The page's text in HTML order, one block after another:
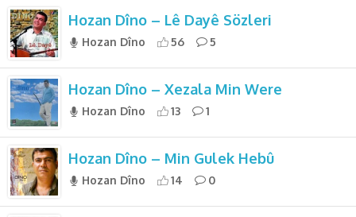
Hozan Dîno – Lê Dayê Sözleri
Hozan Dîno 56 5
Hozan Dîno – Xezala Min Were
Hozan Dîno 13 1
Hozan Dîno – Min Gulek Hebû
Hozan Dîno 14 0